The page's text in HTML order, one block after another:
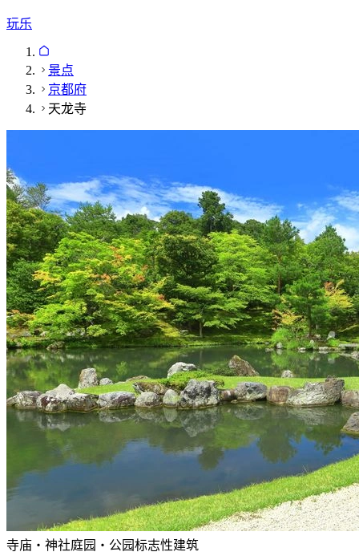
玩乐
景点
京都府
天龙寺
寺庙・神社庭园・公园标志性建筑